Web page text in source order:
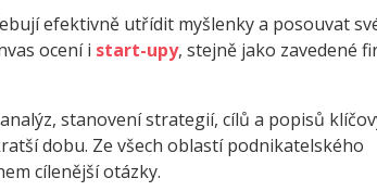
efektivně utřídit myšlenky a posouvat
ocení i start-upy, stejně jako zavedené
stanovení strategií, cílů a popisů
dobu. Ze všech oblastí podnikatelského
cílenější otázky.